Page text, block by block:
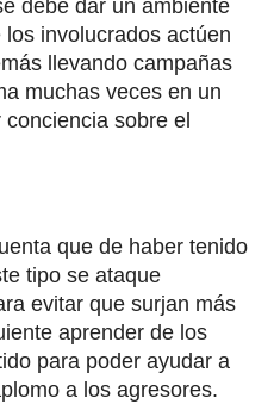
debe dar un ambiente
involucrados actúen
llevando campañas
muchas veces en un
sobre el
que de haber tenido
tipo se ataque
evitar que surjan más
aprender de los
para poder ayudar a
a los agresores.